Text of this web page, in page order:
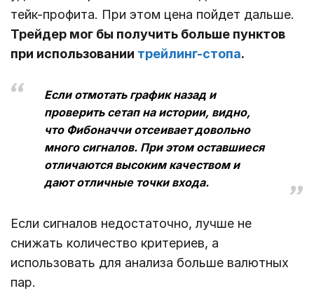
тейк-профита. При этом цена пойдет дальше.
Трейдер мог бы получить больше пунктов
при использовании трейлинг-стопа.
Если отмотать график назад и
проверить сетап на истории, видно,
что Фибоначчи отсеивает довольно
много сигналов. При этом оставшиеся
отличаются высоким качеством и
дают отличные точки входа.
Если сигналов недостаточно, лучше не
снижать количество критериев, а
использовать для анализа больше валютных
пар.